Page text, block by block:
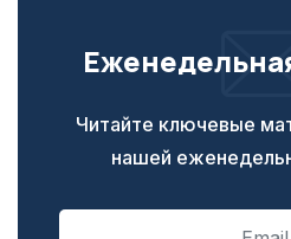
Читайте ключевые
нашей